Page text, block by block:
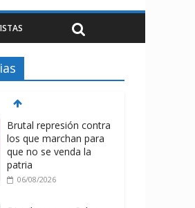
Brutal represión contra
los que marchan para
que no se venda la
patria
06/08/2026